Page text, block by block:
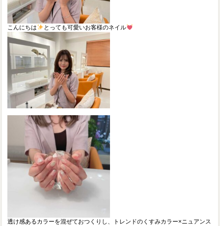
こんにちは とっても可愛いお客様のネイル
透け感あるカラーを混ぜておつくりし、トレンドのくすみカラー×ニュアンス